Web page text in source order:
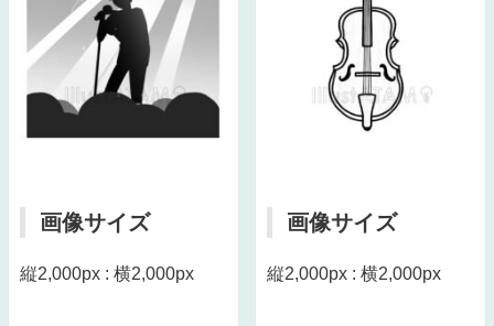
画像サイズ
縦2,000px : 横2,000px
画像サイズ
縦2,000px : 横2,000px